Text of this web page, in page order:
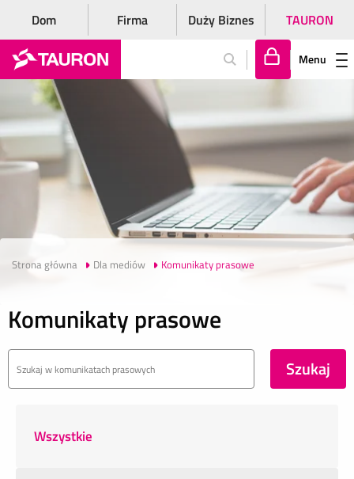
Dom Firma Duży Biznes TAURON
lo
gu
j
si
ę
Menu
Strona główna Dla mediów Komunikaty prasowe
Komunikaty prasowe
Wszystkie